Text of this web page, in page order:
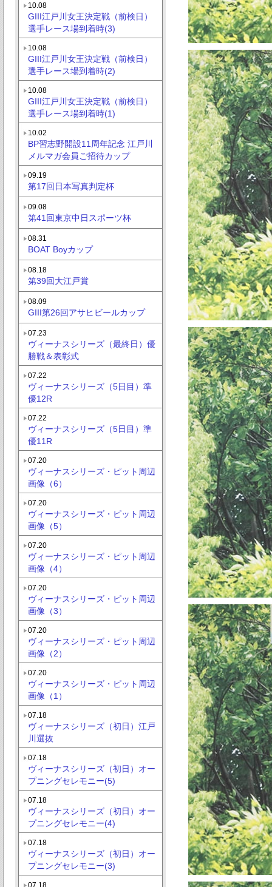
10.08
GIII江戸川女王決定戦（前検日）
選手レース場到着時(3)
10.08
GIII江戸川女王決定戦（前検日）
選手レース場到着時(2)
10.08
GIII江戸川女王決定戦（前検日）
選手レース場到着時(1)
10.02
BP習志野開設11周年記念 江戸川
メルマガ会員ご招待カップ
09.19
第17回日本写真判定杯
09.08
第41回東京中日スポーツ杯
08.31
BOAT Boyカップ
08.18
第39回大江戸賞
08.09
GIII第26回アサヒビールカップ
07.23
ヴィーナスシリーズ（最終日）優
勝戦＆表彰式
07.22
ヴィーナスシリーズ（5日目）準
優12R
07.22
ヴィーナスシリーズ（5日目）準
優11R
07.20
ヴィーナスシリーズ・ピット周辺
画像（6）
07.20
ヴィーナスシリーズ・ピット周辺
画像（5）
07.20
ヴィーナスシリーズ・ピット周辺
画像（4）
07.20
ヴィーナスシリーズ・ピット周辺
画像（3）
07.20
ヴィーナスシリーズ・ピット周辺
画像（2）
07.20
ヴィーナスシリーズ・ピット周辺
画像（1）
07.18
ヴィーナスシリーズ（初日）江戸
川選抜
07.18
ヴィーナスシリーズ（初日）オー
プニングセレモニー(5)
07.18
ヴィーナスシリーズ（初日）オー
プニングセレモニー(4)
07.18
ヴィーナスシリーズ（初日）オー
プニングセレモニー(3)
07.18